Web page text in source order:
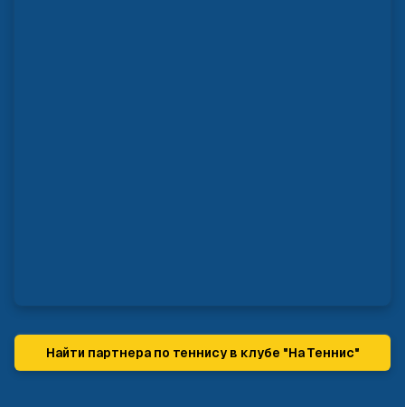
Найти партнера по теннису в клубе "На Теннис"